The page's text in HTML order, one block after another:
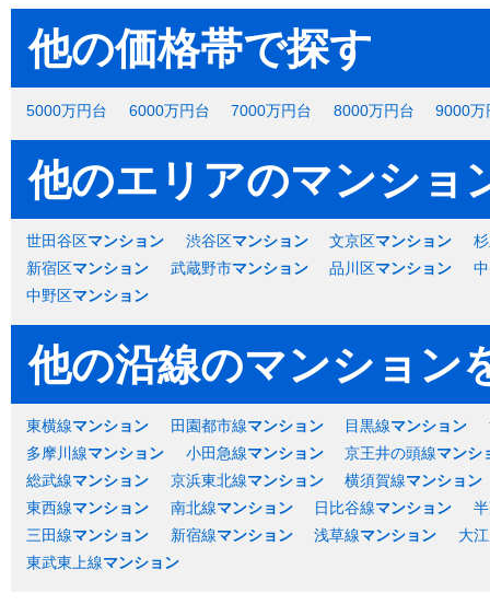
他の価格帯で探す
5000万円台 6000万円台 7000万円台 8000万円台 9000万
他のエリアのマンショ
世田谷区マンション 渋谷区マンション 文京区マンション
新宿区マンション 武蔵野市マンション 品川区マンション
中野区マンション
他の沿線のマンション
東横線マンション 田園都市線マンション 目黒線マンション
多摩川線マンション 小田急線マンション 京王井の頭線マンシ
総武線マンション 京浜東北線マンション 横須賀線マンション
東西線マンション 南北線マンション 日比谷線マンション
三田線マンション 新宿線マンション 浅草線マンション
大
東武東上線マンション